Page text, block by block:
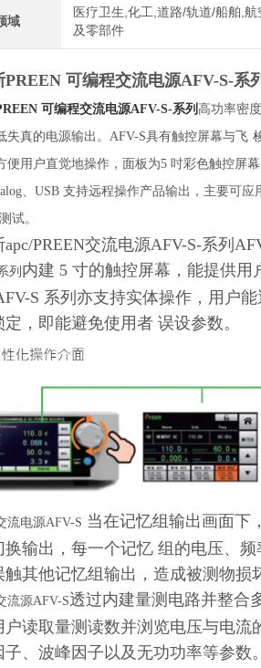
域
医疗卫生,化工,道路/轨道/船舶,
及零部件
PREEN 可编程交流电源AFV-S-系
可编程交流电源AFV-S-系列 高功率密
失真的电源输出。AFV-S具有触控屏幕与飞
便用户直觉地操作，面板为5 吋彩色触控屏幕
、USB 支持远程操作产品输出，主要可应
试。
PREEN交流电源AFV-S-系列
列 内建 5 寸的触控屏幕，能提供
S 系列亦支持实体操作，用户
定，即能避免使用者 误设参数。
流电源AFV-S 当在记忆组输出画面下
换输出，每一个记忆 组的电压、
触其他记忆组输出，造成被测物损
流源AFV-S透过内建量测电路并整合
户读取量测读数并浏览电压与电流
子、波峰因子以及无功功率等参